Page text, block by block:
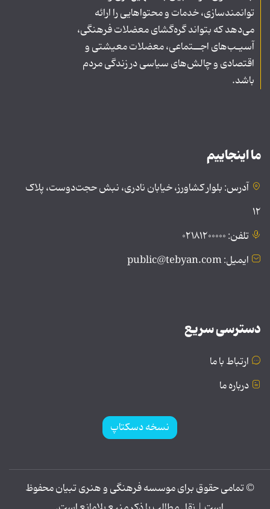
توانمندسازی، خدمات و محتواهایی را ارائه
می‌دهد که بتواند گره‌گشای معضلات فرهنگی،
آسیـب‌های اجــتماعی، معضلات معیشتی و
اقتصادی و چالش‌های سیاسی در زندگی مردم
باشد.
ما اینجاییم
آدرس: بلوار کشاورز، خیابان نادری، نبش حجت‌دوست، پلاک
۱۲
تلفن: ۰۲۱۸۱۲۰۰۰۰۰
ایمیل: public@tebyan.com
دسترسی سریع
ارتباط با ما
درباره ما
نسخه دسکتاپ
© تمامی حقوق برای موسسه فرهنگی و هنری تبیان محفوظ